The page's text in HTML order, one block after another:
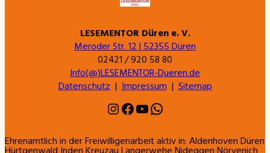
LESEMENTOR Düren e. V.
Meroder Str. 12 | 52355 Düren
02421 / 920 58 80
Info(@)LESEMENTOR-Dueren.de
Datenschutz | Impressum | Sitemap
Instagram Facebook YouTube WhatsApp
Ehrenamtlich in der Freiwilligenarbeit aktiv in: Aldenhoven Düren
Hürtgenwald Inden Kreuzau Langerwehe Nideggen Nörvenich